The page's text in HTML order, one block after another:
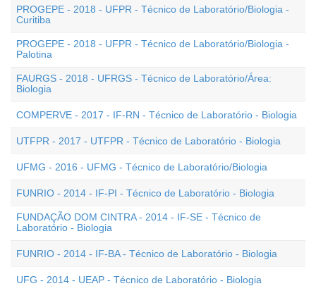
PROGEPE - 2018 - UFPR - Técnico de Laboratório/Biologia -
Curitiba
PROGEPE - 2018 - UFPR - Técnico de Laboratório/Biologia -
Palotina
FAURGS - 2018 - UFRGS - Técnico de Laboratório/Área:
Biologia
COMPERVE - 2017 - IF-RN - Técnico de Laboratório - Biologia
UTFPR - 2017 - UTFPR - Técnico de Laboratório - Biologia
UFMG - 2016 - UFMG - Técnico de Laboratório/Biologia
FUNRIO - 2014 - IF-PI - Técnico de Laboratório - Biologia
FUNDAÇÃO DOM CINTRA - 2014 - IF-SE - Técnico de
Laboratório - Biologia
FUNRIO - 2014 - IF-BA - Técnico de Laboratório - Biologia
UFG - 2014 - UEAP - Técnico de Laboratório - Biologia